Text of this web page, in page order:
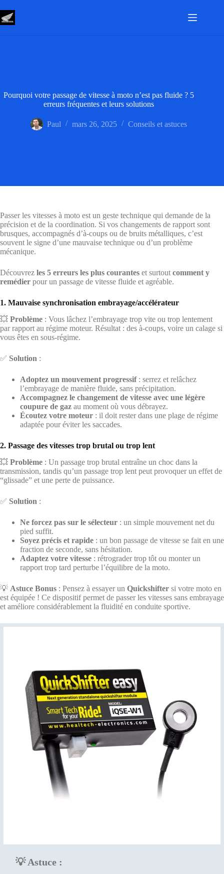
au
contenu
Pourquoi votre passage de vitesse à moto n’est pas fluide ? 5
erreurs fréquentes et leurs solutions
Paul mars 26, 2025 Conseils et astuces
Passer les vitesses à moto est un geste technique qui demande de la
précision et de la coordination. Si vos changements de rapport sont
brusques, accompagnés d’à-coups ou de bruits métalliques, c’est
souvent le signe d’une mauvaise technique ou d’un problème
mécanique.
Découvrez les 5 erreurs les plus courantes et surtout comment y
remédier pour un passage de vitesse fluide et agréable.
1. Mauvaise synchronisation embrayage/accélérateur
💥 Problème : Vous lâchez l’embrayage trop vite ou trop lentement
par rapport au régime moteur. Résultat : des à-coups, voire un calage si
vous êtes en sous-régime.
✅ Solution :
Adoptez un mouvement progressif: serrez et relâchez
l’embrayage de manière fluide, sans précipitation.
Accompagnez le changement de vitesse avec une légère
coupure de gaz au moment où vous débrayez.
Écoutez votre moteur : il doit rester dans une plage de régime
adaptée pour éviter les saccades.
2. Passage des vitesses trop brutal ou trop lent
💥 Problème : Un passage trop brutal entraîne un choc dans la
transmission, tandis qu’un passage trop lent peut provoquer un effet de
“glissade” et une perte de puissance.
✅ Solution :
Ne forcez pas sur le sélecteur : un simple mouvement net du
pied suffit.
Soyez précis et rapide : un bon passage de vitesse se fait en une
fraction de seconde, sans hésitation.
Adaptez votre vitesse : rétrograder trop tôt ou monter un
rapport trop tard perturbe l’équilibre de la moto.
💡 Astuce Bonus : Pensez à essayer un Quickshifter si votre moto en
est équipée ! Ce dispositif permet de passer les vitesses sans embrayage
et améliore considérablement la fluidité en conduite sportive.
💡 Astuce :